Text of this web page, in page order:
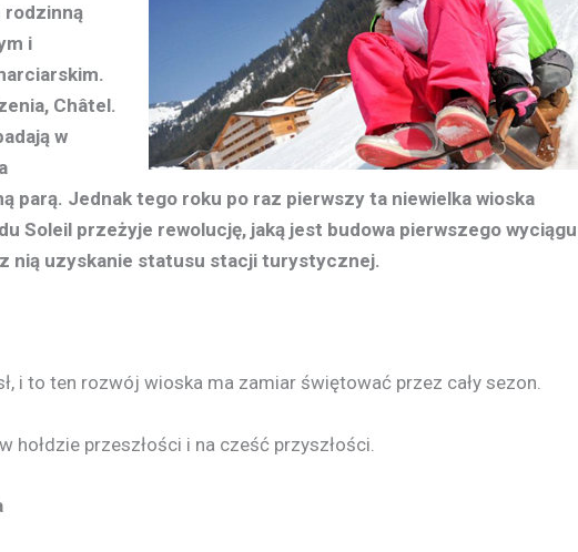
rodzinną
i
Châtel.
w
parą. Jednak tego roku po raz pierwszy ta niewielka wioska
Soleil przeżyje rewolucję, jaką jest budowa pierwszego wyciągu
nią uzyskanie statusu stacji turystycznej.
i to ten rozwój wioska ma zamiar świętować przez cały sezon.
hołdzie przeszłości i na cześć przyszłości.